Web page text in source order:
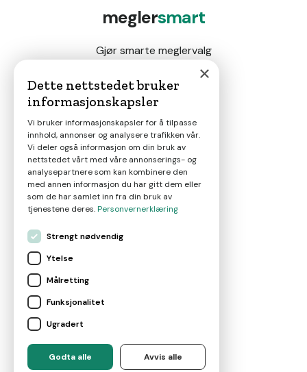
meglersmart
Gjør smarte meglervalg
Magasin
Nyheter
Om oss
For eiendomsmeglere
×
Dette nettstedet bruker
informasjonskapsler
Vi bruker informasjonskapsler for å tilpasse
innhold, annonser og analysere trafikken vår.
Vi deler også informasjon om din bruk av
nettstedet vårt med våre annonserings- og
analysepartnere som kan kombinere den
med annen informasjon du har gitt dem eller
som de har samlet inn fra din bruk av
tjenestene deres.Personvernerklæring
Strengt nødvendig
Ytelse
Målretting
Funksjonalitet
Ugradert
Godta alle Avvis alle